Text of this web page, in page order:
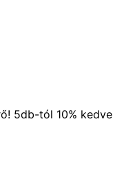
5db-tól 10%